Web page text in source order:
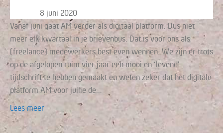
8 juni 2020
Vanaf juni gaat AM verder als digitaal platform. Dus niet
meer elk kwartaal in je brievenbus. Dat is voor ons als
(freelance) medewerkers best even wennen. We zijn er trots
op de afgelopen ruim vier jaar een mooi en ‘levend’
tijdschrift te hebben gemaakt en weten zeker dat het digitale
platform AM voor jullie de…
Lees meer